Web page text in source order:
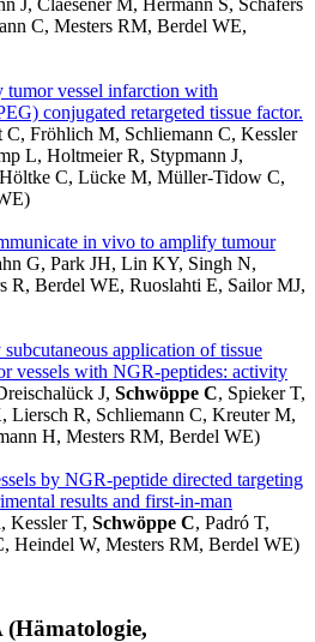
J, Claesener M, Hermann S, Schäfers
C, Mesters RM, Berdel WE,
tumor vessel infarction with
conjugated retargeted tissue factor.
C, Fröhlich M, Schliemann C, Kessler
L, Holtmeier R, Stypmann J,
C, Lücke M, Müller-Tidow C,
in vivo to amplify tumour
G, Park JH, Lin KY, Singh N,
R, Berdel WE, Ruoslahti E, Sailor MJ,
application of tissue
vessels with NGR-peptides: activity
J, Schwöppe C, Spieker T,
Liersch R, Schliemann C, Kreuter M,
H, Mesters RM, Berdel WE)
by NGR-peptide directed targeting
results and first-in-man
Kessler T, Schwöppe C, Padró T,
Heindel W, Mesters RM, Berdel WE)